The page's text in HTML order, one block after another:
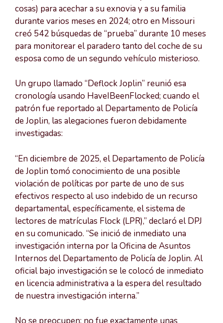
cosas) para acechar a su exnovia y a su familia
durante varios meses en 2024; otro en Missouri
creó 542 búsquedas de “prueba” durante 10 meses
para monitorear el paradero tanto del coche de su
esposa como de un segundo vehículo misterioso.
Un grupo llamado “Deflock Joplin” reunió esa
cronología usando HaveIBeenFlocked; cuando el
patrón fue reportado al Departamento de Policía
de Joplin, las alegaciones fueron debidamente
investigadas:
“En diciembre de 2025, el Departamento de Policía
de Joplin tomó conocimiento de una posible
violación de políticas por parte de uno de sus
efectivos respecto al uso indebido de un recurso
departamental, específicamente, el sistema de
lectores de matrículas Flock (LPR),” declaró el DPJ
en su comunicado. “Se inició de inmediato una
investigación interna por la Oficina de Asuntos
Internos del Departamento de Policía de Joplin. Al
oficial bajo investigación se le colocó de inmediato
en licencia administrativa a la espera del resultado
de nuestra investigación interna.”